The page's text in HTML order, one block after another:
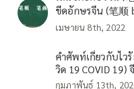
ขีดอักษรจีน (笔顺
เมษายน 8th, 2022
คำศัพท์เกี่ยวกับไว
วิด 19 COVID 19)
กุมภาพันธ์ 13th,